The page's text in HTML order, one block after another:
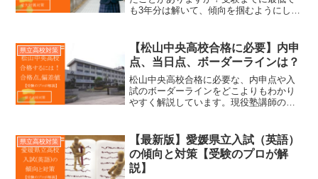
も3年分は解いて、傾向を掴むようにしま
県立高校対策
【松山中央高校合格に必要】内申
点、当日点、ボーダーラインは？
松山中央高校合格に必要な、内申点や入
試のボーダーラインをどこよりもわかり
やすく解説しています。現役塾講師のプ
県立高校対策
【最新版】愛媛県立入試（英語）
の傾向と対策【受験のプロが解
説】